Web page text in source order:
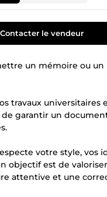
Contacter le vendeur
un mémoire ou
travaux universitaires
garantir un
votre style, vos
objectif est de
attentive et une